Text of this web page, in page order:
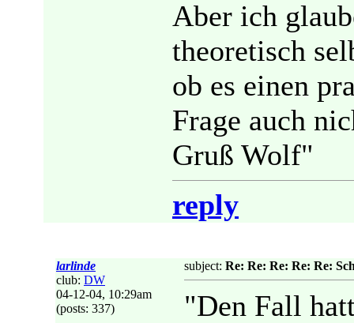
Aber ich
theoretisch
ob es einen
Frage auch
Gruß Wolf"
reply
larlinde
club: DW
04-12-04, 10:29am
(posts: 337)
subject: Re: Re: Re: Re: Re:
"Den Fall